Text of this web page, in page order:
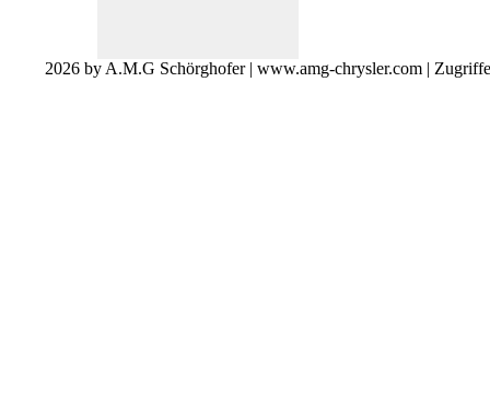
2026 by A.M.G Schörghofer | www.amg-chrysler.com |